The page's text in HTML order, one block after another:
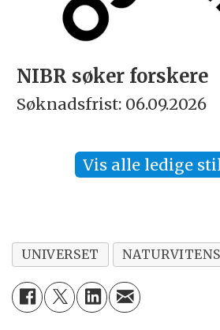
NIBR søker forskere
Søknadsfrist: 06.09.2026
Vis alle ledige
UNIVERSET